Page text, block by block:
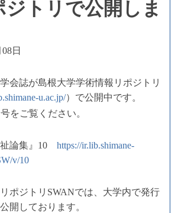
ジトリで公開しま
日
会誌が島根大学学術情報リポジトリ
u.ac.jp/）で公開中です。
をご覧ください。
祉論集』10 https://ir.lib.shimane-
v/10
ポジトリSWANでは、大学内で発行
開しております。